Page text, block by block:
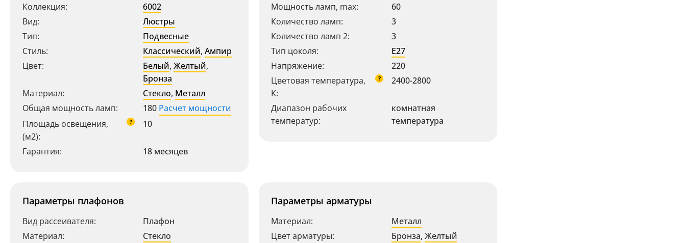
Коллекция:
6002
Вид:
Люстры
Тип:
Подвесные
Стиль:
Классический, Ампир
Цвет:
Белый, Желтый,
Бронза
Материал:
Стекло, Металл
Общая мощность ламп:
180 Расчет мощности
Площадь освещения,
(м2):
? 10
Гарантия: 18 месяцев
Мощность ламп, max:
60
Количество ламп:
3
Количество ламп 2:
3
Тип цоколя:
E27
Напряжение:
220
Цветовая температура,
K:
? 2400-2800
Диапазон рабочих
температур:
комнатная
температура
Параметры плафонов
Вид рассеивателя:
Плафон
Материал:
Стекло
Параметры арматуры
Материал:
Металл
Цвет арматуры:
Бронза, Желтый